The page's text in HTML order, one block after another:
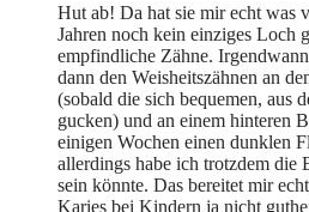
Hut ab! Da hat sie mir echt was
Jahren noch kein einziges Loch
empfindliche Zähne.
dann den Weisheitszähnen an
(sobald die sich bequemen, aus
gucken) und an einem hinteren
einigen Wochen einen dunklen
allerdings habe ich trotzdem die
sein könnte. Das bereitet mir
Karies bei Kindern ja nicht